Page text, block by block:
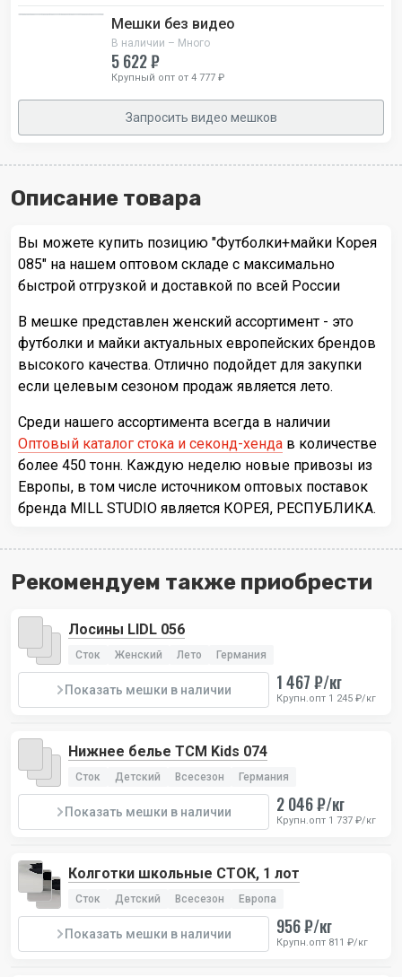
Мешки без видео
В наличии – Много
5 622 ₽
Крупный опт от 4 777 ₽
Запросить видео мешков
Описание товара
Вы можете купить позицию "Футболки+майки Корея
085" на нашем оптовом складе с максимально
быстрой отгрузкой и доставкой по всей России
В мешке представлен женский ассортимент - это
футболки и майки актуальных европейских брендов
высокого качества. Отлично подойдет для закупки
если целевым сезоном продаж является лето.
Среди нашего ассортимента всегда в наличии
Оптовый каталог стока и секонд-хенда в количестве
более 450 тонн. Каждую неделю новые привозы из
Европы, в том числе источником оптовых поставок
бренда MILL STUDIO является КОРЕЯ, РЕСПУБЛИКА.
Рекомендуем также приобрести
Лосины LIDL 056
Сток Женский Лето Германия
Показать мешки в наличии 1 467 ₽/кг
Крупн.опт 1 245 ₽/кг
Нижнее белье TCM Kids 074
Сток Детский Всесезон Германия
Показать мешки в наличии 2 046 ₽/кг
Крупн.опт 1 737 ₽/кг
Колготки школьные СТОК, 1 лот
Сток Детский Всесезон Европа
Показать мешки в наличии 956 ₽/кг
Крупн.опт 811 ₽/кг